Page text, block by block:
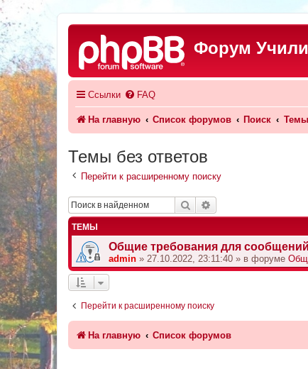
Форум
Ссылки FAQ
На главную Список форумов Поиск Темы
Темы без ответов
Перейти к расширенному поиску
Поиск
ТЕМЫ
Общие требования для
admin » 27.10.2022, 23:11:40 » в форуме
Перейти к расширенному поиску
На главную Список форумов